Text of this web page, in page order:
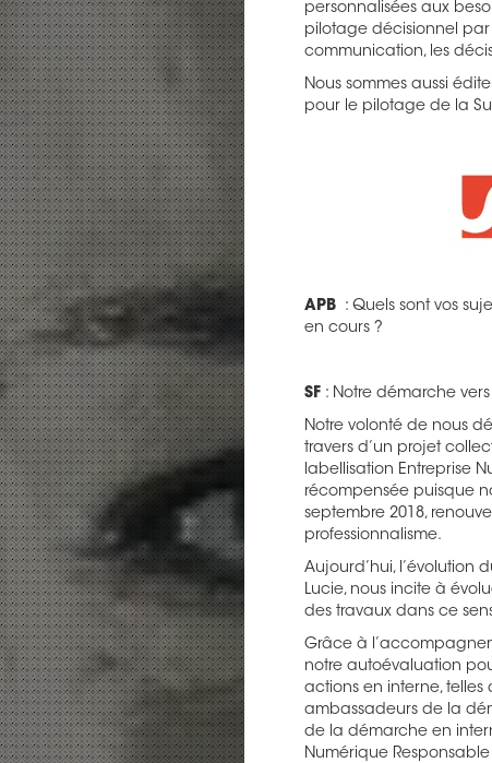
personnalisées aux
pilotage décisionnel
communication, les
Nous sommes aussi
pour le pilotage de la
APB : Quels sont vos
en cours ?
SF : Notre démarche
Notre volonté de nous
travers d’un projet
labellisation Entreprise
récompensée puisque
septembre 2018,
professionnalisme.
Aujourd’hui, l’évolution
Lucie, nous incite à
des travaux dans ce
Grâce à
notre autoévaluation
actions en interne,
ambassadeurs de la
de la démarche en
Numérique